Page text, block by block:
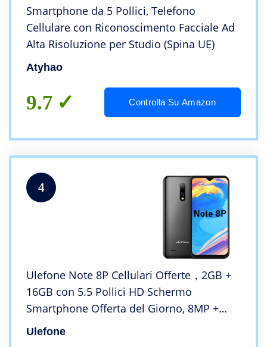
Smartphone da 5 Pollici, Telefono
Cellulare con Riconoscimento Facciale Ad
Alta Risoluzione per Studio (Spina UE)
Atyhao
9.7 Controlla Su Amazon
4
Ulefone Note 8P Cellulari Offerte，2GB +
16GB con 5.5 Pollici HD Schermo
Smartphone Offerta del Giorno, 8MP +
5MP Fotocamera, 2700mAh Batteria Dual
Ulefone